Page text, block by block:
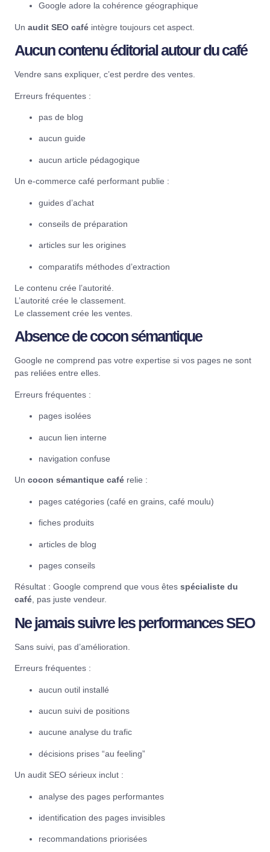
Google adore la cohérence géographique
Un audit SEO café intègre toujours cet aspect.
Aucun contenu éditorial autour du café
Vendre sans expliquer, c’est perdre des ventes.
Erreurs fréquentes :
pas de blog
aucun guide
aucun article pédagogique
Un e-commerce café performant publie :
guides d’achat
conseils de préparation
articles sur les origines
comparatifs méthodes d’extraction
Le contenu crée l’autorité.
L’autorité crée le classement.
Le classement crée les ventes.
Absence de cocon sémantique
Google ne comprend pas votre expertise si vos pages ne sont
pas reliées entre elles.
Erreurs fréquentes :
pages isolées
aucun lien interne
navigation confuse
Un cocon sémantique café relie :
pages catégories (café en grains, café moulu)
fiches produits
articles de blog
pages conseils
Résultat : Google comprend que vous êtes spécialiste du
café, pas juste vendeur.
Ne jamais suivre les performances SEO
Sans suivi, pas d’amélioration.
Erreurs fréquentes :
aucun outil installé
aucun suivi de positions
aucune analyse du trafic
décisions prises “au feeling”
Un audit SEO sérieux inclut :
analyse des pages performantes
identification des pages invisibles
recommandations priorisées